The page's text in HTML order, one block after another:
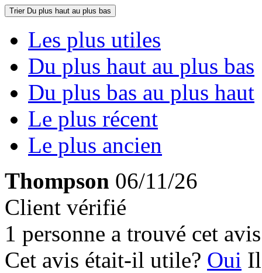
Trier Du plus haut au plus bas
Les plus utiles
Du plus haut au plus bas
Du plus bas au plus haut
Le plus récent
Le plus ancien
Thompson 06/11/26
Client vérifié
1 personne a trouvé cet
Cet avis était-il utile? Oui